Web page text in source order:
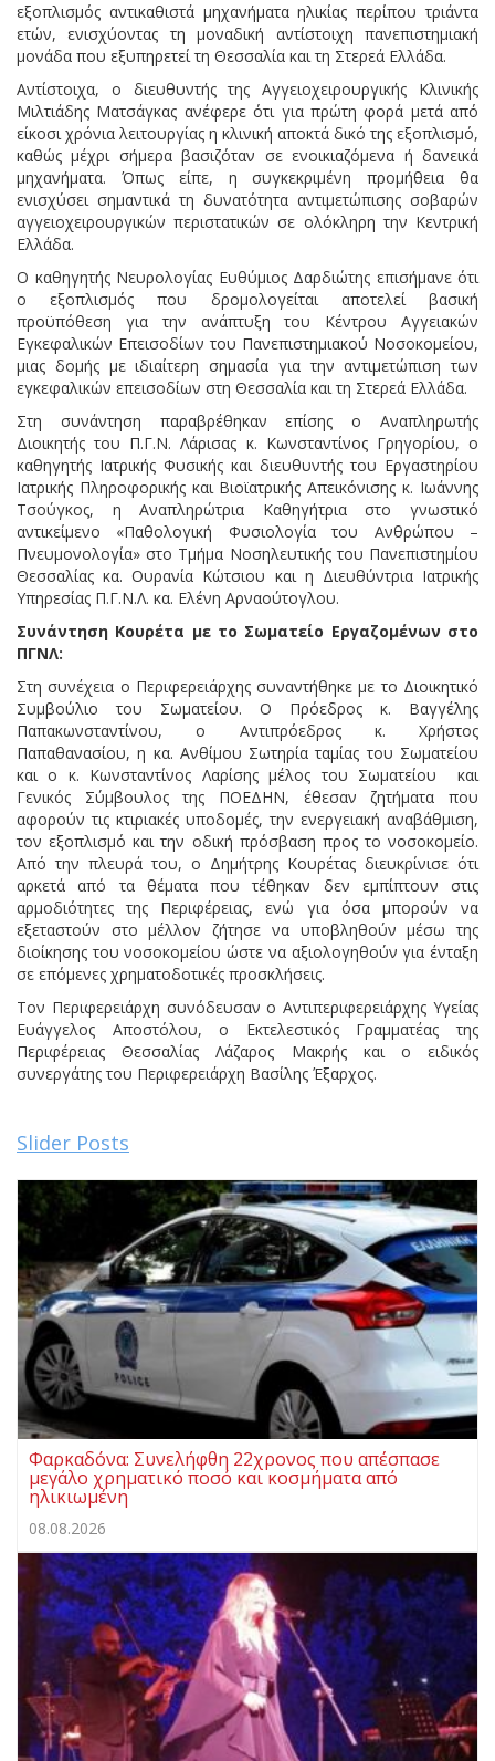
εξοπλισμός αντικαθιστά μηχανήματα ηλικίας περίπου τριάντα
ετών, ενισχύοντας τη μοναδική αντίστοιχη πανεπιστημιακή
μονάδα που εξυπηρετεί τη Θεσσαλία και τη Στερεά Ελλάδα.
Αντίστοιχα, ο διευθυντής της Αγγειοχειρουργικής Κλινικής
Μιλτιάδης Ματσάγκας ανέφερε ότι για πρώτη φορά μετά από
είκοσι χρόνια λειτουργίας η κλινική αποκτά δικό της εξοπλισμό,
καθώς μέχρι σήμερα βασιζόταν σε ενοικιαζόμενα ή δανεικά
μηχανήματα. Όπως είπε, η συγκεκριμένη προμήθεια θα
ενισχύσει σημαντικά τη δυνατότητα αντιμετώπισης σοβαρών
αγγειοχειρουργικών περιστατικών σε ολόκληρη την Κεντρική
Ελλάδα.
Ο καθηγητής Νευρολογίας Ευθύμιος Δαρδιώτης επισήμανε ότι
ο εξοπλισμός που δρομολογείται αποτελεί βασική
προϋπόθεση για την ανάπτυξη του Κέντρου Αγγειακών
Εγκεφαλικών Επεισοδίων του Πανεπιστημιακού Νοσοκομείου,
μιας δομής με ιδιαίτερη σημασία για την αντιμετώπιση των
εγκεφαλικών επεισοδίων στη Θεσσαλία και τη Στερεά Ελλάδα.
Στη συνάντηση παραβρέθηκαν επίσης ο Αναπληρωτής
Διοικητής του Π.Γ.Ν. Λάρισας κ. Κωνσταντίνος Γρηγορίου, ο
καθηγητής Ιατρικής Φυσικής και διευθυντής του Εργαστηρίου
Ιατρικής Πληροφορικής και Βιοϊατρικής Απεικόνισης κ. Ιωάννης
Τσούγκος, η Αναπληρώτρια Καθηγήτρια στο γνωστικό
αντικείμενο «Παθολογική Φυσιολογία του Ανθρώπου –
Πνευμονολογία» στο Τμήμα Νοσηλευτικής του Πανεπιστημίου
Θεσσαλίας κα. Ουρανία Κώτσιου και η Διευθύντρια Ιατρικής
Υπηρεσίας Π.Γ.Ν.Λ. κα. Ελένη Αρναούτογλου.
Συνάντηση Κουρέτα με το Σωματείο Εργαζομένων στο
ΠΓΝΛ:
Στη συνέχεια ο Περιφερειάρχης συναντήθηκε με το Διοικητικό
Συμβούλιο του Σωματείου. Ο Πρόεδρος κ. Βαγγέλης
Παπακωνσταντίνου, ο Αντιπρόεδρος κ. Χρήστος
Παπαθανασίου, η κα. Ανθίμου Σωτηρία ταμίας του Σωματείου
και ο κ. Κωνσταντίνος Λαρίσης μέλος του Σωματείου και
Γενικός Σύμβουλος της ΠΟΕΔΗΝ, έθεσαν ζητήματα που
αφορούν τις κτιριακές υποδομές, την ενεργειακή αναβάθμιση,
τον εξοπλισμό και την οδική πρόσβαση προς το νοσοκομείο.
Από την πλευρά του, ο Δημήτρης Κουρέτας διευκρίνισε ότι
αρκετά από τα θέματα που τέθηκαν δεν εμπίπτουν στις
αρμοδιότητες της Περιφέρειας, ενώ για όσα μπορούν να
εξεταστούν στο μέλλον ζήτησε να υποβληθούν μέσω της
διοίκησης του νοσοκομείου ώστε να αξιολογηθούν για ένταξη
σε επόμενες χρηματοδοτικές προσκλήσεις.
Τον Περιφερειάρχη συνόδευσαν ο Αντιπεριφερειάρχης Υγείας
Ευάγγελος Αποστόλου, ο Εκτελεστικός Γραμματέας της
Περιφέρειας Θεσσαλίας Λάζαρος Μακρής και ο ειδικός
συνεργάτης του Περιφερειάρχη Βασίλης Έξαρχος.
Slider Posts
Φαρκαδόνα: Συνελήφθη 22χρονος που απέσπασε
μεγάλο χρηματικό ποσό και κοσμήματα από
ηλικιωμένη
08.08.2026